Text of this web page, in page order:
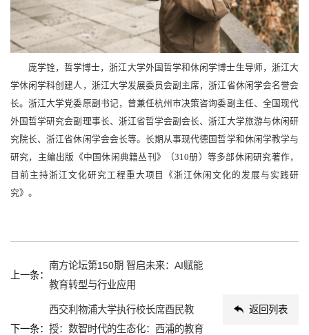
庞学铨，哲学博士，浙江大学外国哲学和休闲学博士生导师，浙江大
学休闲学科创建人，浙江大学发展委员会副主席，浙江省休闲学会名誉会
长。浙江大学党委原副书记，曾兼任杭州市决策咨询委副主任、全国现代
外国哲学研究会副理事长、浙江省哲学会副会长、浙江大学旅游与休闲研
究院长、浙江省休闲学会会长等。长期从事现代德国哲学和休闲学教学与
研究，主编出版《中国休闲典籍丛刊》（310册）等多部休闲研究著作，
目前主持浙江文化研究工程重大项目《浙江休闲文化的发展与实践研
究》。
上一条：
南方论坛第150期 智启未来：AI赋能
教育转型与行业应用
下一条：
西交利物浦大学执行校长席酉民教
授：数智时代的生态化：西浦的教育
返回列表